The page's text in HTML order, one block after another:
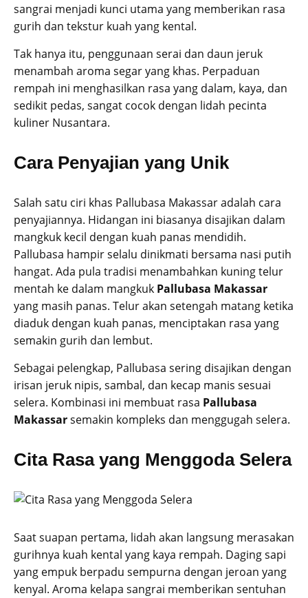
sangrai menjadi kunci utama yang memberikan rasa
gurih dan tekstur kuah yang kental.
Tak hanya itu, penggunaan serai dan daun jeruk
menambah aroma segar yang khas. Perpaduan
rempah ini menghasilkan rasa yang dalam, kaya, dan
sedikit pedas, sangat cocok dengan lidah pecinta
kuliner Nusantara.
Cara Penyajian yang Unik
Salah satu ciri khas Pallubasa Makassar adalah cara
penyajiannya. Hidangan ini biasanya disajikan dalam
mangkuk kecil dengan kuah panas mendidih.
Pallubasa hampir selalu dinikmati bersama nasi putih
hangat. Ada pula tradisi menambahkan kuning telur
mentah ke dalam mangkuk Pallubasa Makassar
yang masih panas. Telur akan setengah matang ketika
diaduk dengan kuah panas, menciptakan rasa yang
semakin gurih dan lembut.
Sebagai pelengkap, Pallubasa sering disajikan dengan
irisan jeruk nipis, sambal, dan kecap manis sesuai
selera. Kombinasi ini membuat rasa Pallubasa
Makassarsemakin kompleks dan menggugah selera.
Cita Rasa yang Menggoda Selera
Saat suapan pertama, lidah akan langsung merasakan
gurihnya kuah kental yang kaya rempah. Daging sapi
yang empuk berpadu sempurna dengan jeroan yang
kenyal. Aroma kelapa sangrai memberikan sentuhan